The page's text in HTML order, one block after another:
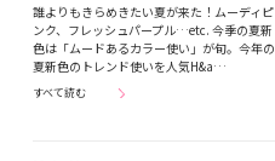
誰よりもきらめきたい夏が来た！ムーディピ
ンク、フレッシュパープル…etc. 今季の夏新
色は「ムードあるカラー使い」が旬。今年の
夏新色のトレンド使いを人気H&a…
すべて読む